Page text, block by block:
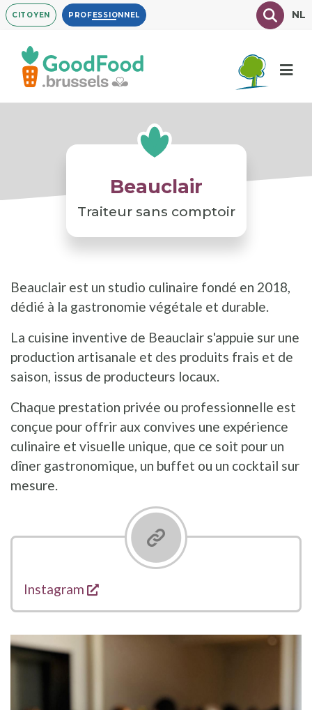
Aller
au
contenu
principal
CITOYEN PROFESSIONNEL TexteNL
Beauclair
Traiteur sans comptoir
Beauclair est un studio culinaire fondé en 2018,
dédié à la gastronomie végétale et durable.
La cuisine inventive de Beauclair s'appuie sur une
production artisanale et des produits frais et de
saison, issus de producteurs locaux.
Chaque prestation privée ou professionnelle est
conçue pour offrir aux convives une expérience
culinaire et visuelle unique, que ce soit pour un
dîner gastronomique, un buffet ou un cocktail sur
mesure.
Liens
Instagram s'ouvre dans une nouvelle fenêtre